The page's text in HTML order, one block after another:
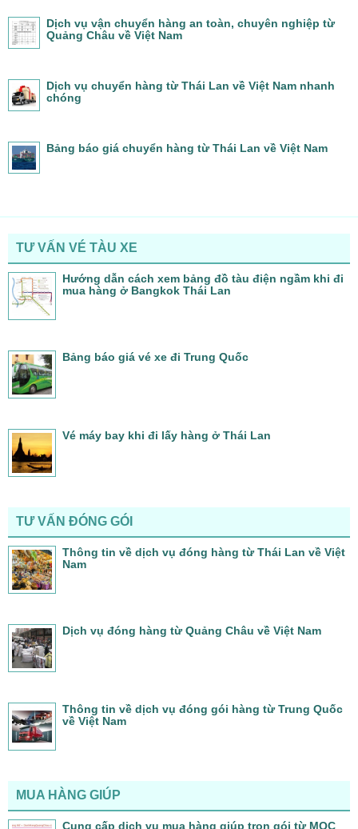
Dịch vụ vận chuyển hàng an toàn, chuyên nghiệp từ
Quảng Châu về Việt Nam
Dịch vụ chuyển hàng từ Thái Lan về Việt Nam nhanh
chóng
Bảng báo giá chuyển hàng từ Thái Lan về Việt Nam
TƯ VẤN VÉ TÀU XE
Hướng dẫn cách xem bảng đồ tàu điện ngầm khi đi
mua hàng ở Bangkok Thái Lan
Bảng báo giá vé xe đi Trung Quốc
Vé máy bay khi đi lấy hàng ở Thái Lan
TƯ VẤN ĐÓNG GÓI
Thông tin về dịch vụ đóng hàng từ Thái Lan về Việt
Nam
Dịch vụ đóng hàng từ Quảng Châu về Việt Nam
Thông tin về dịch vụ đóng gói hàng từ Trung Quốc
về Việt Nam
MUA HÀNG GIÚP
Cung cấp dịch vụ mua hàng giúp trọn gói từ MQC